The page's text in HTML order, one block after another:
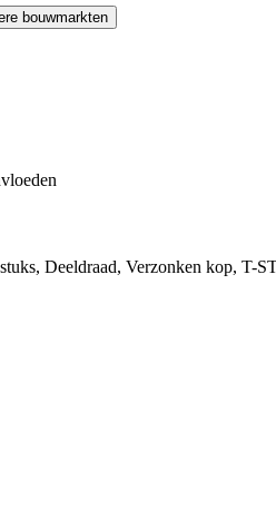
bouwmarkten
Deeldraad, Verzonken kop, T-